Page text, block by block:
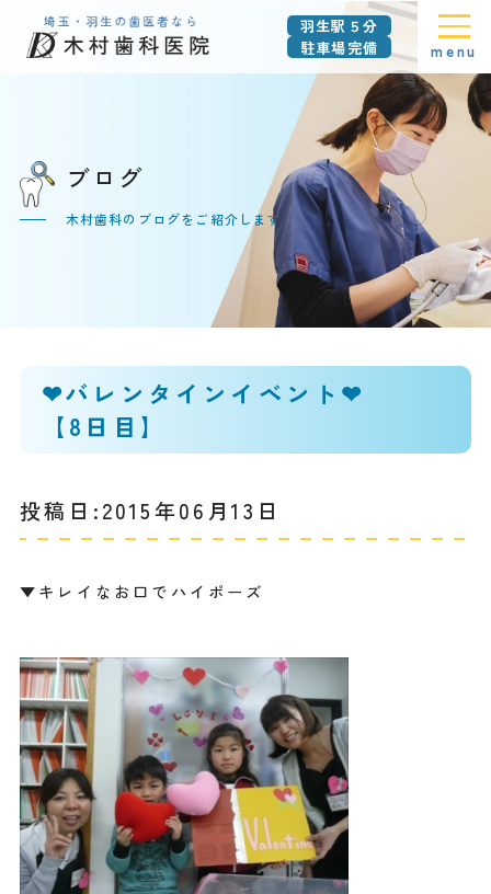
羽生駅５分
駐車場完備
menu
ブログ
木村歯科のブログをご紹介します
❤バレンタインイベント❤
【8日目】
投稿日:2015年06月13日
▼キレイなお口でハイポーズ